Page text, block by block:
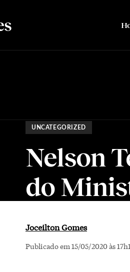
UNCATEGORIZED
Nelson
do
Joceilton Gomes
Publicado em 15/05/2020 às